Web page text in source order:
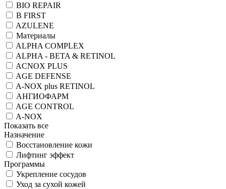
BIO REPAIR
B FIRST
AZULENE
Материалы
ALPHA COMPLEX
ALPHA - BETA & RETINOL
ACNOX PLUS
AGE DEFENSE
A-NOX plus RETINOL
АНГИОФАРМ
AGE CONTROL
A-NOX
Показать все
Назначение
Восстановление кожи
Лифтинг эффект
Программы
Укрепление сосудов
Уход за сухой кожей